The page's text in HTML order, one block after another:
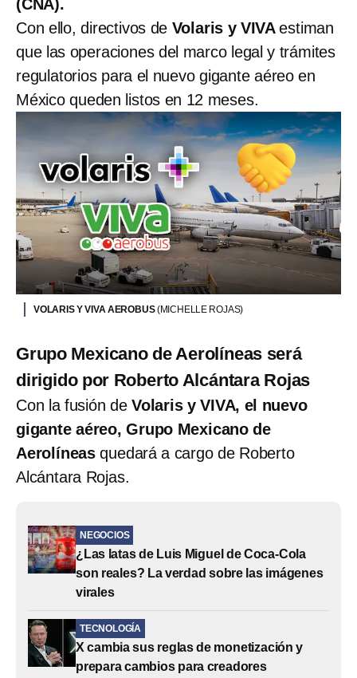
(CNA).
Con ello, directivos de Volaris y VIVAestiman
que las operaciones del marco legal y trámites
regulatorios para el nuevo gigante aéreo en
México queden listos en 12 meses.
VOLARIS Y VIVA AEROBUS(MICHELLE ROJAS)
Grupo Mexicano de Aerolíneas será
dirigido por Roberto Alcántara Rojas
Con la fusión deVolaris y VIVA, el nuevo
gigante aéreo, ​​Grupo Mexicano de
Aerolíneas quedará a cargo de Roberto
Alcántara Rojas.
NEGOCIOS
¿Las latas de Luis Miguel de Coca-Cola
son reales? La verdad sobre las imágenes
virales
TECNOLOGÍA
X cambia sus reglas de monetización y
prepara cambios para creadores